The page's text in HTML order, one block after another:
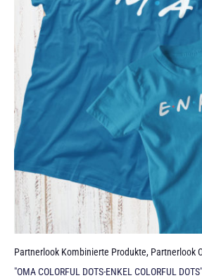
Partnerlook Kombinierte Produkte, Partnerlook
"OMA COLORFUL DOTS-ENKEL COLORFUL